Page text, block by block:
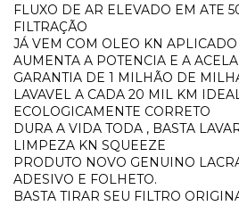
FLUXO DE AR ELEVADO EM ATE
FILTRAÇÃO
JÁ VEM COM OLEO KN APLICADO
AUMENTA A POTENCIA E A
GARANTIA DE 1 MILHÃO DE
LAVAVEL A CADA 20 MIL KM IDEAL
ECOLOGICAMENTE CORRETO
DURA A VIDA TODA , BASTA
LIMPEZA KN SQUEEZE
PRODUTO NOVO GENUINO
ADESIVO E FOLHETO.
BASTA TIRAR SEU FILTRO